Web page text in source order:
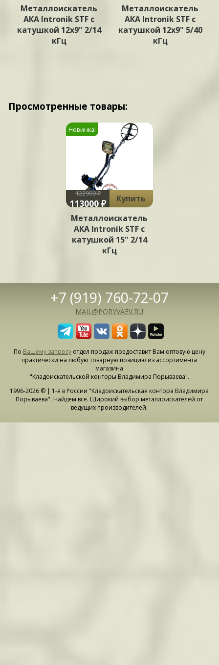
Металлоискатель
АКА Intronik STF c
катушкой 12x9" 2/14
кГц
Металлоискатель
АКА Intronik STF c
катушкой 12x9" 5/40
кГц
Просмотренные товары:
Новинка!
122900 ₽
113000 ₽
Купить
Металлоискатель
АКА Intronik STF c
катушкой 15" 2/14
кГц
+7 (919) 760-72-07
MAIL@PORYVAEV.RU
По Вашему запросуотдел продаж предоставит Вам оптовую цену
практически на любую товарную позицию из ассортимента
магазина
"Кладоискательской конторы Владимира Порываева".
1996-2026 © | 1-я в России "Кладоискательская контора Владимира
Порываева". Найдем все. Широкий выбор металлоискателей от
ведущих производителей.